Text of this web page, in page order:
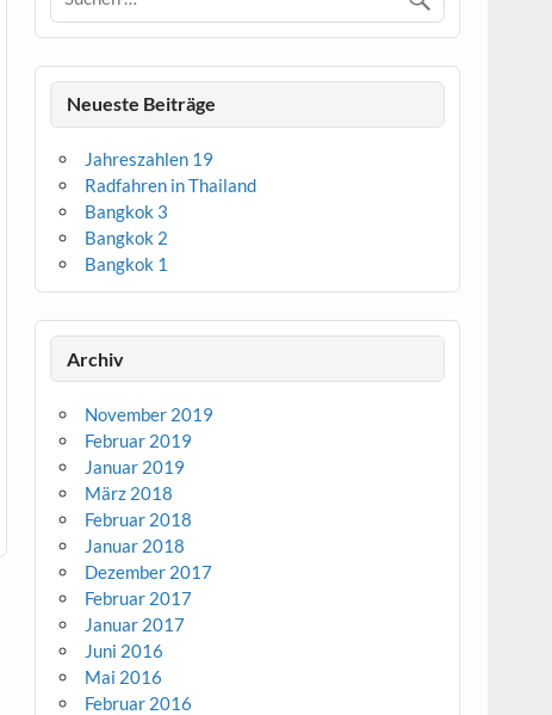
Neueste Beiträge
Jahreszahlen 19
Radfahren in Thailand
Bangkok 3
Bangkok 2
Bangkok 1
Archiv
November 2019
Februar 2019
Januar 2019
März 2018
Februar 2018
Januar 2018
Dezember 2017
Februar 2017
Januar 2017
Juni 2016
Mai 2016
Februar 2016